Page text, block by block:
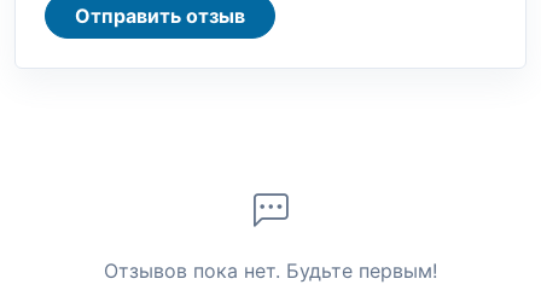
Отправить отзыв
Отзывов пока нет. Будьте первым!